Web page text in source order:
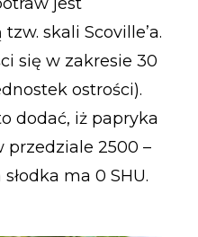
skali Scoville’a.
się w zakresie 30
ostrości).
dodać, iż papryka
przedziale 2500 –
ma 0 SHU.